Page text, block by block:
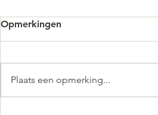
Opmerkingen
Plaats een opmerking...